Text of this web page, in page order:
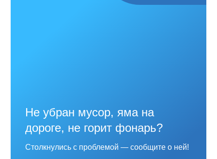
Не убран мусор, яма на
дороге, не горит фонарь?
Столкнулись с проблемой — сообщите о ней!